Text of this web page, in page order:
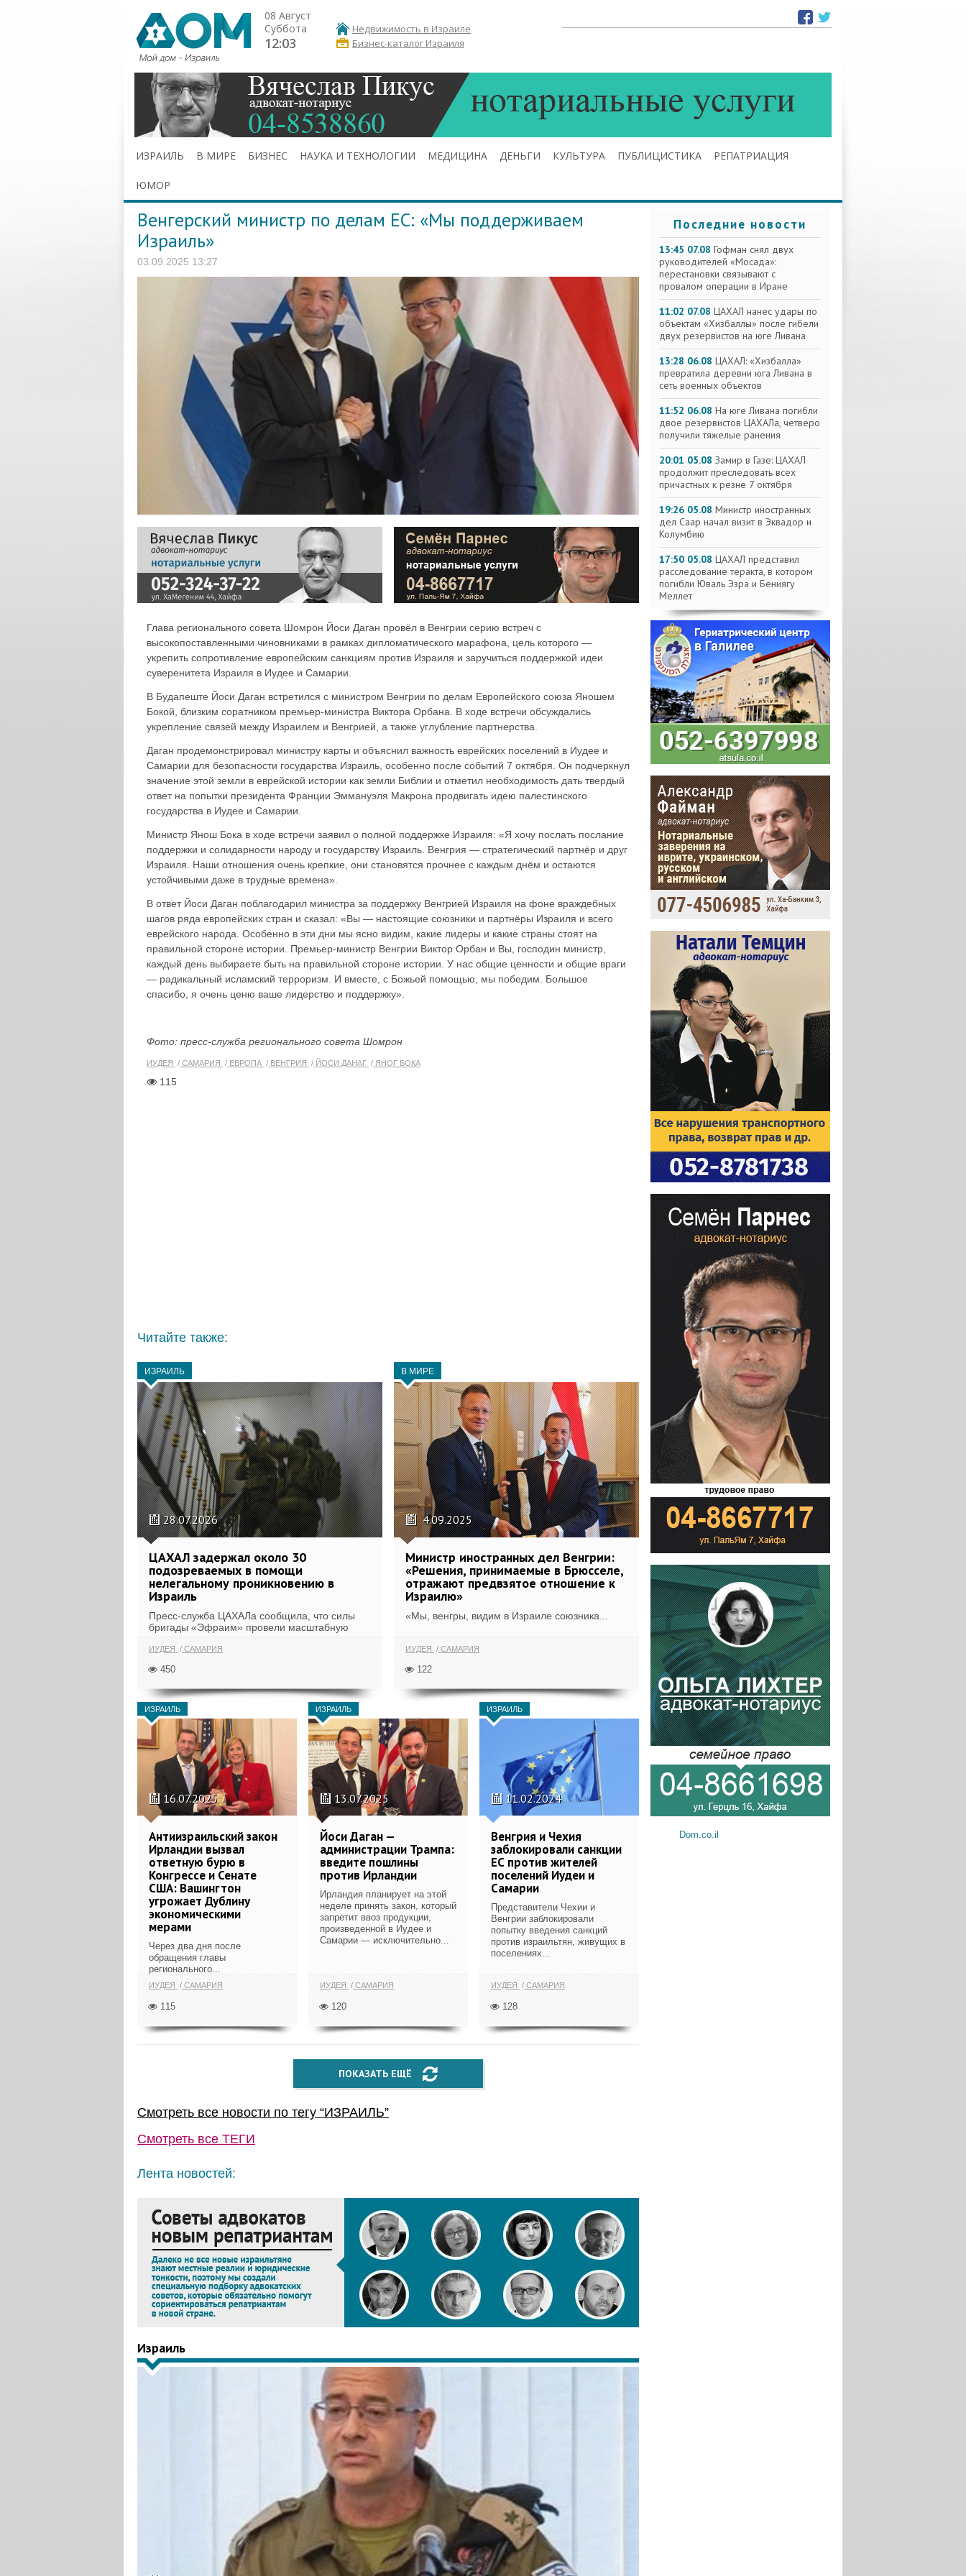
08 Август
Суббота
12:03
Недвижимость в Израиле
Бизнес-каталог Израиля
ИЗРАИЛЬ В МИРЕ БИЗНЕС НАУКА И ТЕХНОЛОГИИ МЕДИЦИНА ДЕНЬГИ КУЛЬТУРА ПУБЛИЦИСТИКА РЕПАТРИАЦИЯ
ЮМОР
Венгерский министр по делам ЕС: «Мы поддерживаем
Израиль»
03.09.2025 13:27
Глава регионального совета Шомрон Йоси Даган провёл в Венгрии серию встреч с
высокопоставленными чиновниками в рамках дипломатического марафона, цель которого —
укрепить сопротивление европейским санкциям против Израиля и заручиться поддержкой идеи
суверенитета Израиля в Иудее и Самарии.
В Будапеште Йоси Даган встретился с министром Венгрии по делам Европейского союза Яношем
Бокой, близким соратником премьер-министра Виктора Орбана. В ходе встречи обсуждались
укрепление связей между Израилем и Венгрией, а также углубление партнерства.
Даган продемонстрировал министру карты и объяснил важность еврейских поселений в Иудее и
Самарии для безопасности государства Израиль, особенно после событий 7 октября. Он подчеркнул
значение этой земли в еврейской истории как земли Библии и отметил необходимость дать твердый
ответ на попытки президента Франции Эммануэля Макрона продвигать идею палестинского
государства в Иудее и Самарии.
Министр Янош Бока в ходе встречи заявил о полной поддержке Израиля: «Я хочу послать послание
поддержки и солидарности народу и государству Израиль. Венгрия — стратегический партнёр и друг
Израиля. Наши отношения очень крепкие, они становятся прочнее с каждым днём и остаются
устойчивыми даже в трудные времена».
В ответ Йоси Даган поблагодарил министра за поддержку Венгрией Израиля на фоне враждебных
шагов ряда европейских стран и сказал: «Вы — настоящие союзники и партнёры Израиля и всего
еврейского народа. Особенно в эти дни мы ясно видим, какие лидеры и какие страны стоят на
правильной стороне истории. Премьер-министр Венгрии Виктор Орбан и Вы, господин министр,
каждый день выбираете быть на правильной стороне истории. У нас общие ценности и общие враги
— радикальный исламский терроризм. И вместе, с Божьей помощью, мы победим. Большое
спасибо, я очень ценю ваше лидерство и поддержку».
Фото: пресс-служба регионального совета Шомрон
ИУДЕЯ САМАРИЯ ЕВРОПА ВЕНГРИЯ ЙОСИ ДАНАГ ЯНОГ БОКА
115
Читайте также:
ИЗРАИЛЬ
28.07.2026
ЦАХАЛ задержал около 30
подозреваемых в помощи
нелегальному проникновению в
Израиль
Пресс-служба ЦАХАЛа сообщила, что силы
бригады «Эфраим» провели масштабную
ИУДЕЯ САМАРИЯ
450
В МИРЕ
4.09.2025
Министр иностранных дел Венгрии:
«Решения, принимаемые в Брюсселе,
отражают предвзятое отношение к
Израилю»
«Мы, венгры, видим в Израиле союзника...
ИУДЕЯ САМАРИЯ
122
ИЗРАИЛЬ
16.07.2025
Антиизраильский закон
Ирландии вызвал
ответную бурю в
Конгрессе и Сенате
США: Вашингтон
угрожает Дублину
экономическими
мерами
Через два дня после
обращения главы
регионального...
ИУДЕЯ САМАРИЯ
115
ИЗРАИЛЬ
13.07.2025
Йоси Даган —
администрации Трампа:
введите пошлины
против Ирландии
Ирландия планирует на этой
неделе принять закон, который
запретит ввоз продукции,
произведенной в Иудее и
Самарии — исключительно...
ИУДЕЯ САМАРИЯ
120
ИЗРАИЛЬ
11.02.2024
Венгрия и Чехия
заблокировали санкции
ЕС против жителей
поселений Иудеи и
Самарии
Представители Чехии и
Венгрии заблокировали
попытку введения санкций
против израильтян, живущих в
поселениях...
ИУДЕЯ САМАРИЯ
128
ПОКАЗАТЬ ЕЩЁ
Смотреть все новости по тегу “ИЗРАИЛЬ”
Смотреть все ТЕГИ
Лента новостей:
Израиль
Последние новости
13:45 07.08 Гофман снял двух
руководителей «Мосада»:
перестановки связывают с
провалом операции в Иране
11:02 07.08 ЦАХАЛ нанес удары по
объектам «Хизбаллы» после гибели
двух резервистов на юге Ливана
13:28 06.08 ЦАХАЛ: «Хизбалла»
превратила деревни юга Ливана в
сеть военных объектов
11:52 06.08 На юге Ливана погибли
двое резервистов ЦАХАЛа, четверо
получили тяжелые ранения
20:01 05.08 Замир в Газе: ЦАХАЛ
продолжит преследовать всех
причастных к резне 7 октября
19:26 05.08 Министр иностранных
дел Саар начал визит в Эквадор и
Колумбию
17:50 05.08 ЦАХАЛ представил
расследование теракта, в котором
погибли Юваль Эзра и Бениягу
Меллет
Dom.co.il